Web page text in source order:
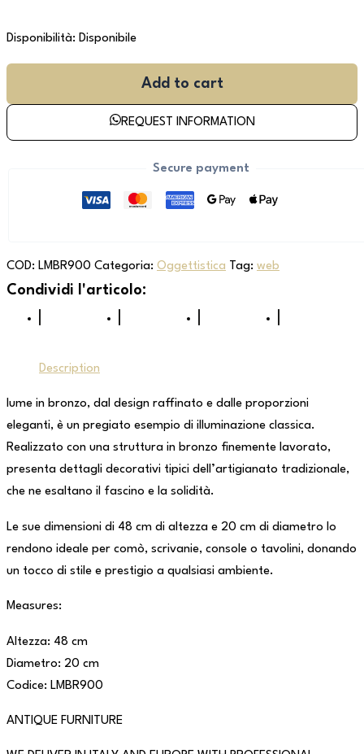
Disponibilità: Disponibile
Add to cart
REQUEST INFORMATION
Secure payment
COD: LMBR900 Categoria: Oggettistica Tag: web
Description
lume in bronzo, dal design raffinato e dalle proporzioni
eleganti, è un pregiato esempio di illuminazione classica.
Realizzato con una struttura in bronzo finemente lavorato,
presenta dettagli decorativi tipici dell’artigianato tradizionale,
che ne esaltano il fascino e la solidità.
Le sue dimensioni di 48 cm di altezza e 20 cm di diametro lo
rendono ideale per comò, scrivanie, console o tavolini, donando
un tocco di stile e prestigio a qualsiasi ambiente.
Measures:
Altezza: 48 cm
Diametro: 20 cm
Codice: LMBR900
ANTIQUE FURNITURE